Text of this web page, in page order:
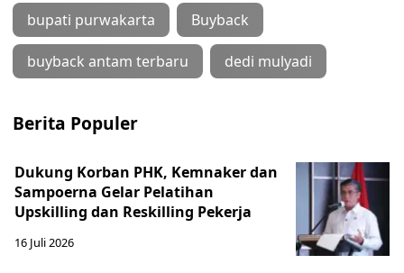
bupati purwakarta Buyback
buyback antam terbaru dedi mulyadi
Berita Populer
Dukung Korban PHK, Kemnaker dan
Sampoerna Gelar Pelatihan
Upskilling dan Reskilling Pekerja
16 Juli 2026